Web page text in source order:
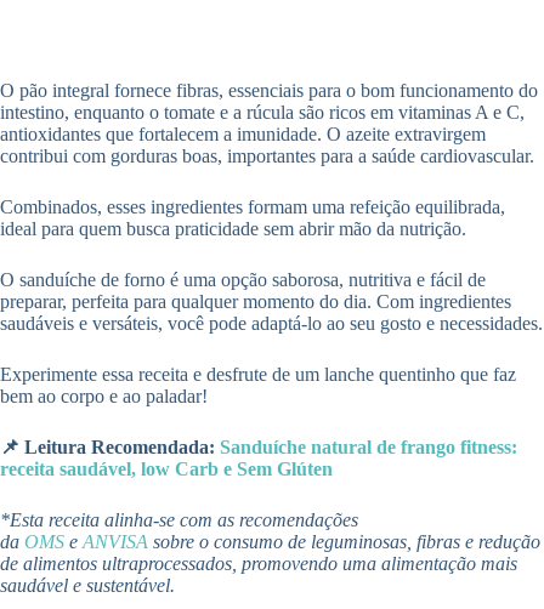
O pão integral fornece fibras, essenciais para o bom funcionamento do
intestino, enquanto o tomate e a rúcula são ricos em vitaminas A e C,
antioxidantes que fortalecem a imunidade. O azeite extravirgem
contribui com gorduras boas, importantes para a saúde cardiovascular.
Combinados, esses ingredientes formam uma refeição equilibrada,
ideal para quem busca praticidade sem abrir mão da nutrição.
O sanduíche de forno é uma opção saborosa, nutritiva e fácil de
preparar, perfeita para qualquer momento do dia. Com ingredientes
saudáveis e versáteis, você pode adaptá-lo ao seu gosto e necessidades.
Experimente essa receita e desfrute de um lanche quentinho que faz
bem ao corpo e ao paladar!
📌 Leitura Recomendada: Sanduíche natural de frango fitness:
receita saudável, low Carb e Sem Glúten
*Esta receita alinha-se com as recomendações
da OMS e ANVISA sobre o consumo de leguminosas, fibras e redução
de alimentos ultraprocessados, promovendo uma alimentação mais
saudável e sustentável.